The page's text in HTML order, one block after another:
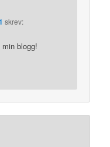
skrev:
blogg!